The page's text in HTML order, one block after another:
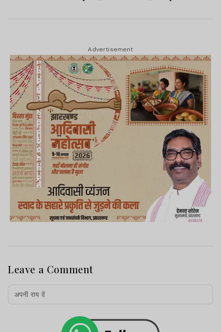
Advertisement
Leave a Comment